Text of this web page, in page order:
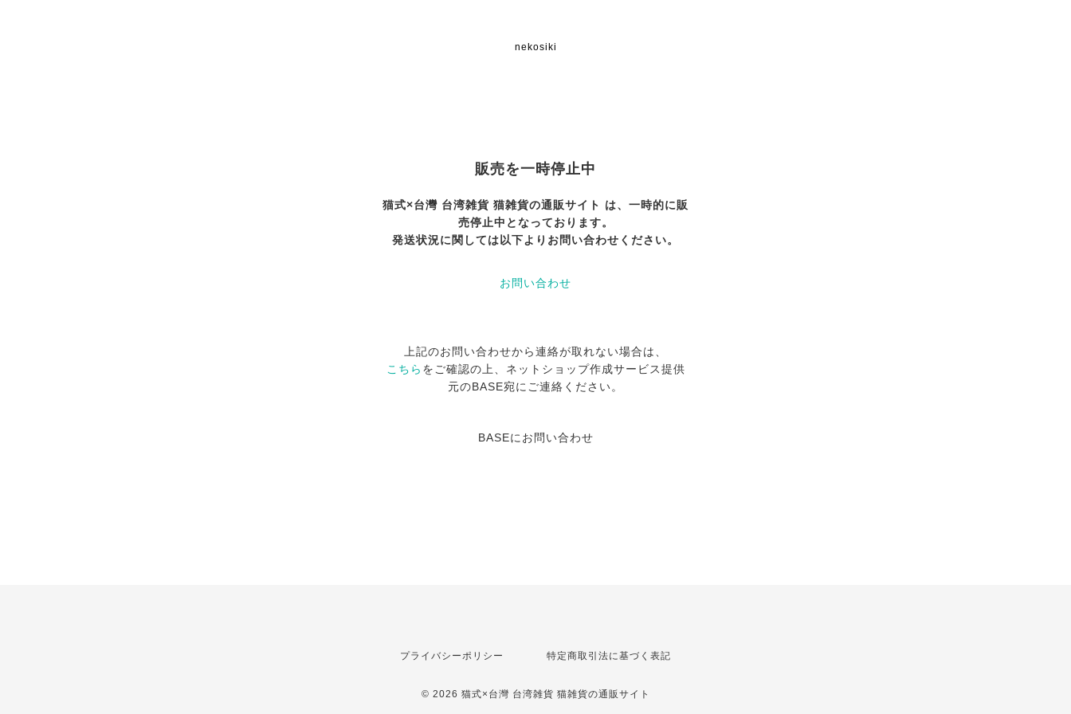
nekosiki
販売を一時停止中
猫式×台灣 台湾雑貨 猫雑貨の通販サイト は、一時的に販
売停止中となっております。
発送状況に関しては以下よりお問い合わせください。
お問い合わせ
上記のお問い合わせから連絡が取れない場合は、
こちら をご確認の上、ネットショップ作成サービス提供
元のBASE宛にご連絡ください。
BASEにお問い合わせ
プライバシーポリシー 特定商取引法に基づく表記
© 2026 猫式×台灣 台湾雑貨 猫雑貨の通販サイト